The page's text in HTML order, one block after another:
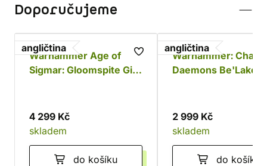
Doporučujeme
angličtina
Warhammer Age of
Sigmar: Gloomspite Gitz
4 299 Kč
skladem
do košíku
angličtina
Warhammer: Chaos
Daemons Be'Lakor
2 999 Kč
skladem
do košíku